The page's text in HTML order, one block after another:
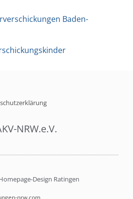
Baden-
NRW.e.V.
Design Ratingen